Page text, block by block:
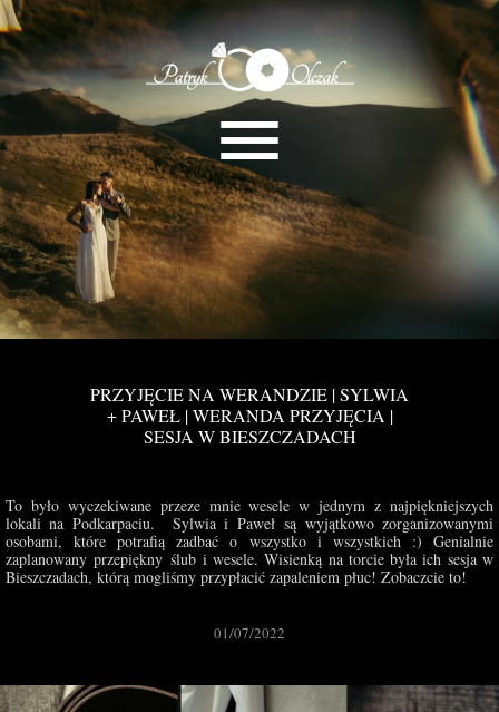
To było wyczekiwane przeze mnie wesele w jednym z najpiękniejszych
lokali na Podkarpaciu. Sylwia i Paweł są wyjątkowo zorganizowanymi
osobami, które potrafią zadbać o wszystko i wszystkich :) Genialnie
zaplanowany przepiękny ślub i wesele. Wisienką na torcie była ich sesja w
Bieszczadach, którą mogliśmy przypłacić zapaleniem płuc! Zobaczcie to!
01/07/2022
PRZYJĘCIE NA WERANDZIE | SYLWIA
+ PAWEŁ | WERANDA PRZYJĘCIA |
SESJA W BIESZCZADACH